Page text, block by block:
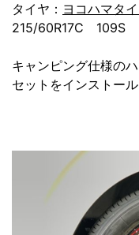
タイヤ： ヨコハマタ
215/60R17C 109S
キャンピング仕様の
セットをインストール